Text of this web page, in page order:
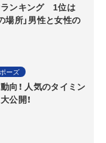
ランキング 1位は
場所」男性と女性の
ーズ
向！ 人気のタイミン
公開！